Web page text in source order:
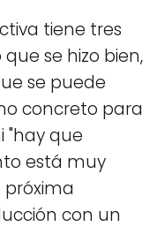
tiene tres
se hizo bien,
se puede
concreto para
"hay que
está muy
próxima
con un